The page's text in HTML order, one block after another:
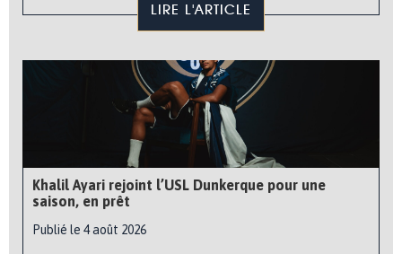
LIRE L'ARTICLE
Khalil Ayari rejoint l’USL Dunkerque pour une
saison, en prêt
Publié le 4 août 2026